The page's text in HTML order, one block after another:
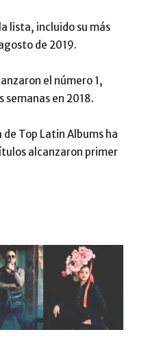
lista, incluido su más
de 2019.
el número 1,
en 2018.
Top Latin Albums ha
alcanzaron primer